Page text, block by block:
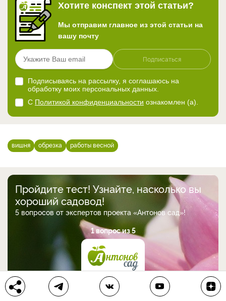
Хотите конспект этой статьи?
Мы отправим главное из этой статьи на
вашу почту
Подписаться
Подписываясь на рассылку, я соглашаюсь на
обработку моих персональных данных.
С Политикой конфиденциальности ознакомлен (а).
вишня обрезка работы весной
Пройдите тест! Узнайте, насколько вы
хороший садовод!
5 вопросов от экспертов проекта «Антонов сад»!
1 вопрос из 5
Какой температурой должна быть вода для